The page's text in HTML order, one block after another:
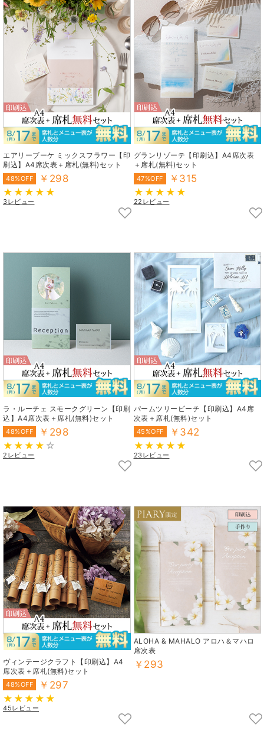
エアリーブーケ ミックスフラワー【印
刷込】A4席次表＋席札(無料)セット
48%OFF ￥298
3レビュー
グランリゾーテ【印刷込】A4席次表
＋席札(無料)セット
47%OFF ￥315
22レビュー
ラ・ルーチェ スモークグリーン【印刷
込】A4席次表＋席札(無料)セット
48%OFF ￥298
2レビュー
パームツリービーチ【印刷込】A4席
次表＋席札(無料)セット
45%OFF ￥342
23レビュー
ヴィンテージクラフト【印刷込】A4
席次表＋席札(無料)セット
48%OFF ￥297
45レビュー
ALOHA & MAHALO アロハ＆マハロ
席次表
￥293